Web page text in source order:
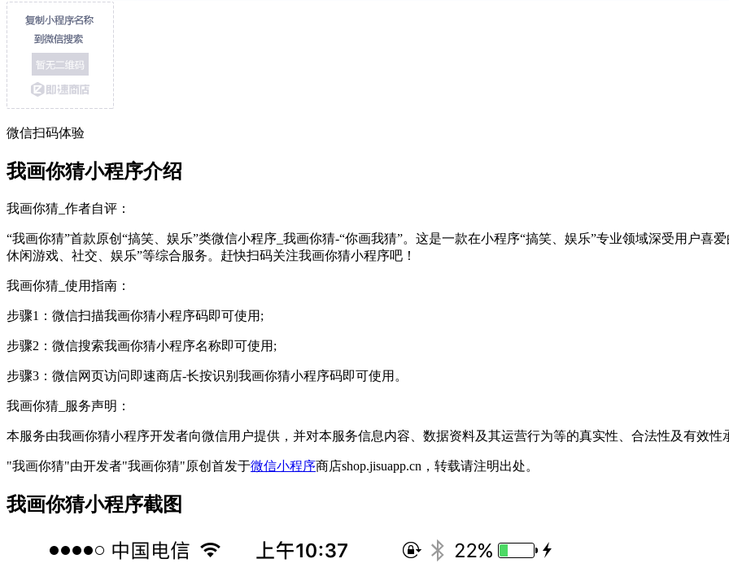
微信扫码体验
我画你猜小程序介绍
我画你猜_作者自评：
“我画你猜”首款原创“搞笑、娱乐”类微信小程序_我画你猜-“你画我猜”。这是一款在小程序“搞笑、娱乐”专业领域深受用户喜
休闲游戏、社交、娱乐”等综合服务。赶快扫码关注我画你猜小程序吧！
我画你猜_使用指南：
步骤1：微信扫描我画你猜小程序码即可使用;
步骤2：微信搜索我画你猜小程序名称即可使用;
步骤3：微信网页访问即速商店-长按识别我画你猜小程序码即可使用。
我画你猜_服务声明：
本服务由我画你猜小程序开发者向微信用户提供，并对本服务信息内容、数据资料及其运营行为等的真实性、合法性及有效性
"我画你猜"由开发者"我画你猜"原创首发于微信小程序商店shop.jisuapp.cn，转载请注明出处。
我画你猜小程序截图